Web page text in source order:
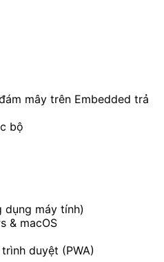
mây trên Embedded trả
bộ
dụng máy tính)
& macOS
duyệt (PWA)